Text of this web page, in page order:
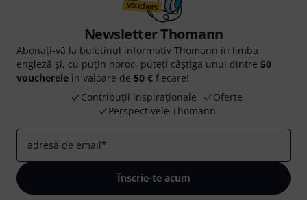
Newsletter Thomann
Abonați-vă la buletinul informativ Thomann în limba
engleză și, cu puțin noroc, puteți câștiga unul dintre 50
voucherele în valoare de 50 € fiecare!
Contribuții inspiraționale
Oferte
Perspectivele Thomann
adresă de email*
Înscrie-te acum